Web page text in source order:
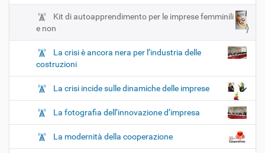
Kit di autoapprendimento per le imprese femminili
e non
La crisi è ancora nera per l’industria delle
costruzioni
La crisi incide sulle dinamiche delle imprese
La fotografia dell’innovazione d’impresa
La modernità della cooperazione